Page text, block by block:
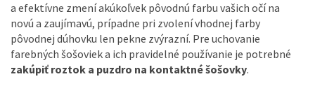
a efektívne zmení akúkoľvek pôvodnú farbu vašich očí na
novú a zaujímavú, prípadne pri zvolení vhodnej farby
pôvodnej dúhovku len pekne zvýrazní. Pre uchovanie
farebných šošoviek a ich pravidelné používanie je potrebné
zakúpiť roztok a puzdro na kontaktné šošovky.